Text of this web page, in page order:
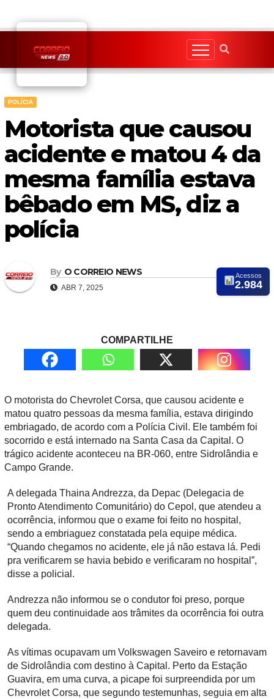
content
POLÍCIA
Motorista que causou
acidente e matou 4 da
mesma família estava
bêbado em MS, diz a
polícia
By O CORREIO NEWS
ABR 7, 2025
Acessos
2.984
COMPARTILHE
O motorista do Chevrolet Corsa, que causou acidente e
matou quatro pessoas da mesma família, estava dirigindo
embriagado, de acordo com a Polícia Civil. Ele também foi
socorrido e está internado na Santa Casa da Capital. O
trágico acidente aconteceu na BR-060, entre Sidrolândia e
Campo Grande.
A delegada Thaina Andrezza, da Depac (Delegacia de
Pronto Atendimento Comunitário) do Cepol, que atendeu a
ocorrência, informou que o exame foi feito no hospital,
sendo a embriaguez constatada pela equipe médica.
“Quando chegamos no acidente, ele já não estava lá. Pedi
pra verificarem se havia bebido e verificaram no hospital”,
disse a policial.
Andrezza não informou se o condutor foi preso, porque
quem deu continuidade aos trâmites da ocorrência foi outra
delegada.
As vítimas ocupavam um Volkswagen Saveiro e retornavam
de Sidrolândia com destino à Capital. Perto da Estação
Guavira, em uma curva, a picape foi surpreendida por um
Chevrolet Corsa, que segundo testemunhas, seguia em alta